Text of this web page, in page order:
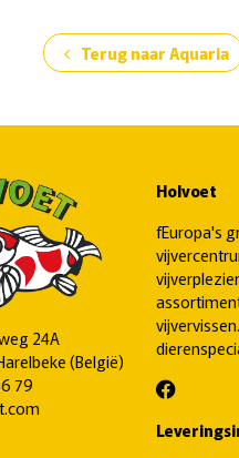
chevron_left Terug naar Aquaria
24A
(België)
79
Holvoet
fEuropa's